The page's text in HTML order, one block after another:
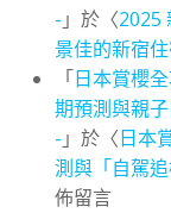
- 」於〈2025
景佳的新宿
「日本賞櫻
期預測與親
- 」於〈日本
測與「自駕
佈留言